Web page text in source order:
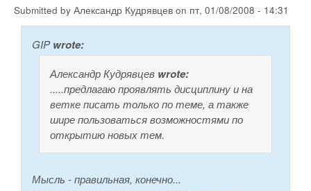
Submitted by Александр Кудрявцев on пт, 01/08/2008 - 14:31
GIPwrote:
Александр Кудрявцев wrote:
.....предлагаю проявлять дисциплину и на
ветке писать только по теме, а также
шире пользоваться возможностями по
открытию новых тем.
Мысль - правильная, конечно...